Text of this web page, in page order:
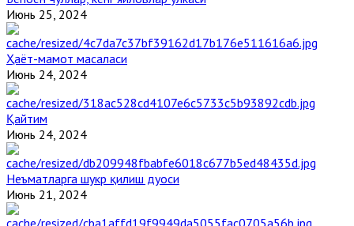
Июнь 25, 2024
Ҳаёт-мамот масаласи
Июнь 24, 2024
Қайтим
Июнь 24, 2024
Неъматларга шукр қилиш дуоси
Июнь 21, 2024